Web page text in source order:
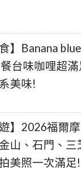
】Banana
台味咖哩超
美味!
】2026福爾
山、石門、三
美照一次滿足!